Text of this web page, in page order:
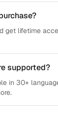
get lifetime
supported?
in 30+